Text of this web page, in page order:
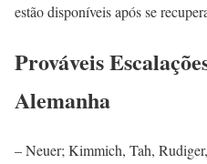
estão disponíveis após se
Prováveis
Alemanha
– Neuer; Kimmich, Tah,